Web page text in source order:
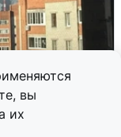
вы
их